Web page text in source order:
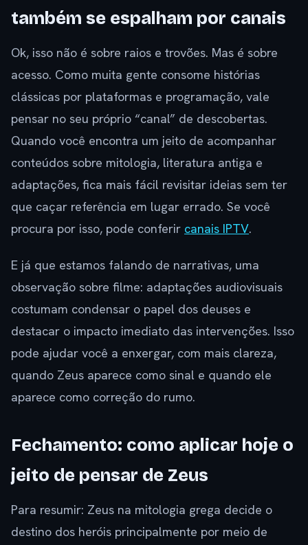
também se espalham por canais
Ok, isso não é sobre raios e trovões. Mas é sobre
acesso. Como muita gente consome histórias
clássicas por plataformas e programação, vale
pensar no seu próprio “canal” de descobertas.
Quando você encontra um jeito de acompanhar
conteúdos sobre mitologia, literatura antiga e
adaptações, fica mais fácil revisitar ideias sem ter
que caçar referência em lugar errado. Se você
procura por isso, pode conferir canais IPTV.
E já que estamos falando de narrativas, uma
observação sobre filme: adaptações audiovisuais
costumam condensar o papel dos deuses e
destacar o impacto imediato das intervenções. Isso
pode ajudar você a enxergar, com mais clareza,
quando Zeus aparece como sinal e quando ele
aparece como correção do rumo.
Fechamento: como aplicar hoje o
jeito de pensar de Zeus
Para resumir: Zeus na mitologia grega decide o
destino dos heróis principalmente por meio de